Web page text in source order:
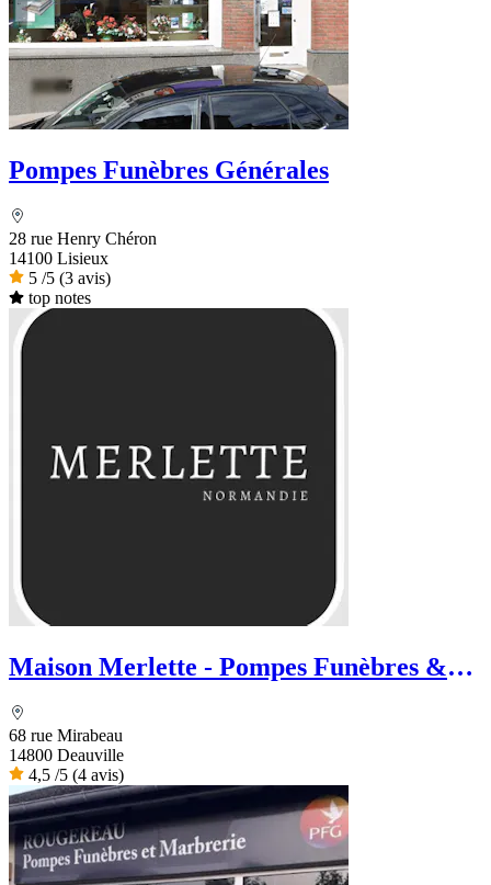
Pompes Funèbres Générales
28 rue Henry Chéron
14100 Lisieux
5 /5 (3 avis)
top notes
Maison Merlette - Pompes Funèbres &
68 rue Mirabeau
14800 Deauville
4,5 /5 (4 avis)